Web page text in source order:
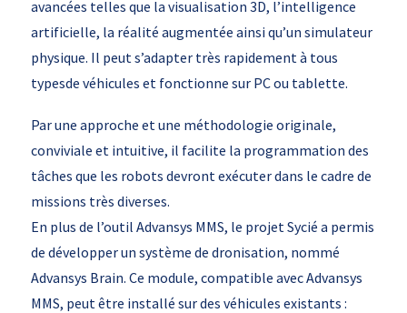
avancées telles que la visualisation 3D, l’intelligence
artificielle, la réalité augmentée ainsi qu’un simulateur
physique. Il peut s’adapter très rapidement à tous
typesde véhicules et fonctionne sur PC ou tablette.
Par une approche et une méthodologie originale,
conviviale et intuitive, il facilite la programmation des
tâches que les robots devront exécuter dans le cadre de
missions très diverses.
En plus de l’outil Advansys MMS, le projet Sycié a permis
de développer un système de dronisation, nommé
Advansys Brain. Ce module, compatible avec Advansys
MMS, peut être installé sur des véhicules existants :